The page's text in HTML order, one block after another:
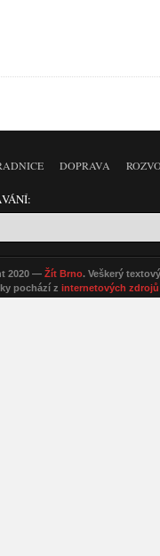
DOPRAVA
2020 — Žít Brno. Veškerý
pochází z internetových